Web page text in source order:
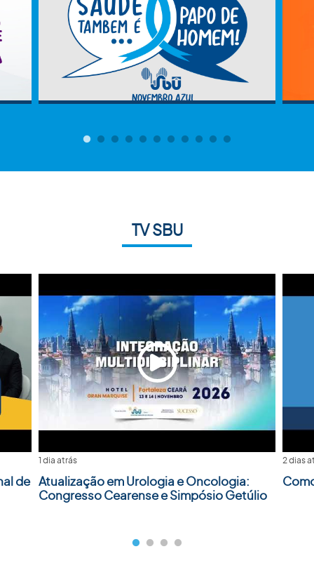
TV SBU
de
1 dia atrás
Atualização em Urologia e Oncologia:
Congresso Cearense e Simpósio Getúlio
2 dias